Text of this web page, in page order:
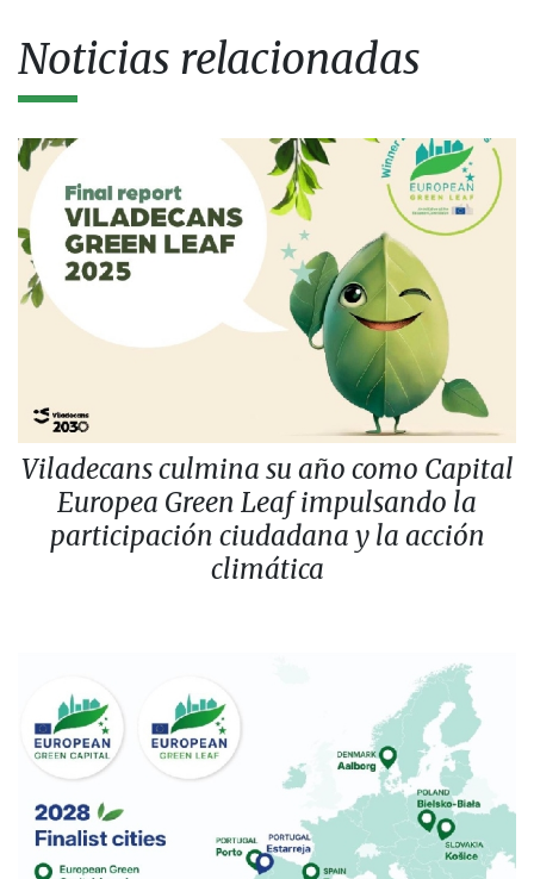
Noticias relacionadas
Viladecans culmina su año como Capital
Europea Green Leaf impulsando la
participación ciudadana y la acción
climática